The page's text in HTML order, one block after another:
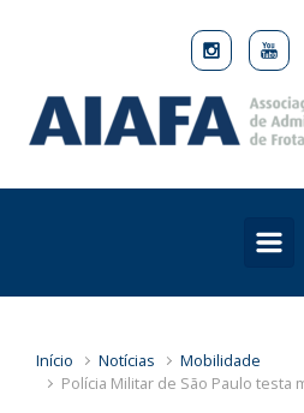
Skip to main content
Início Notícias
Mobilidade
Polícia Militar de São Paulo testa